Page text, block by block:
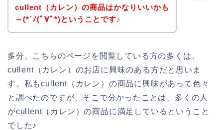
cullent（カレン）の商品はかなりいいかも
～(*´ﾉ(ﾟ∀ﾟ*)ということです♪
多分、こちらのページを閲覧している方の多くは、
cullent（カレン）のお店に興味のある方だと思いま
す。私もcullent（カレン）の商品に興味があって色々
と調べたのですが、そこで分かったことは、多くの人
がcullent（カレン）の商品に満足しているということ
でした♪